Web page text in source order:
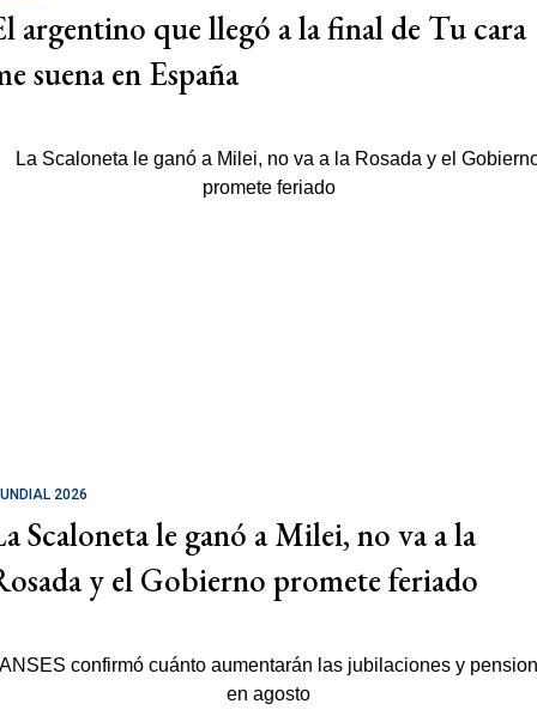
argentino que llegó a la final de Tu cara
suena en España
2026
Scaloneta le ganó a Milei, no va a la
y el Gobierno promete feriado